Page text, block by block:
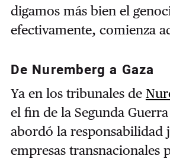
digamos más bien el
efectivamente, comienza
De Nuremberg a Gaza
Ya en los tribunales de
el fin de la Segunda
abordó la responsabilidad
empresas transnacionales